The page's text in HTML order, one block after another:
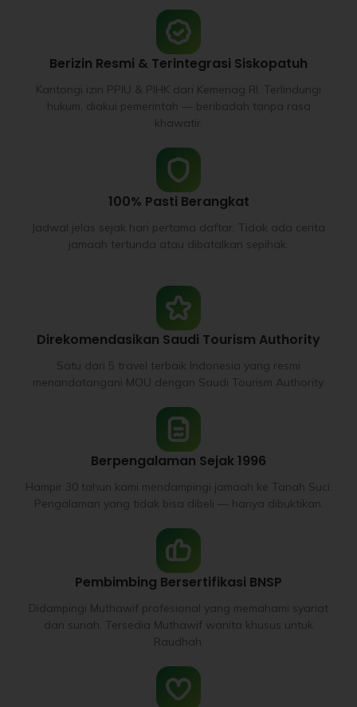
Berizin Resmi & Terintegrasi Siskopatuh
Kantongi izin PPIU & PIHK dari Kemenag RI. Terlindungi
hukum, diakui pemerintah — beribadah tanpa rasa
khawatir.
100% Pasti Berangkat
Jadwal jelas sejak hari pertama daftar. Tidak ada cerita
jamaah tertunda atau dibatalkan sepihak.
Direkomendasikan Saudi Tourism Authority
Satu dari 5 travel terbaik Indonesia yang resmi
menandatangani MOU dengan Saudi Tourism Authority.
Berpengalaman Sejak 1996
Hampir 30 tahun kami mendampingi jamaah ke Tanah Suci.
Pengalaman yang tidak bisa dibeli — hanya dibuktikan.
Pembimbing Bersertifikasi BNSP
Didampingi Muthawif profesional yang memahami syariat
dan sunah. Tersedia Muthawif wanita khusus untuk
Raudhah.